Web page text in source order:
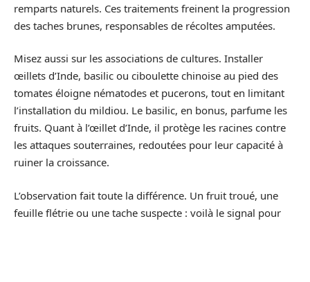
remparts naturels. Ces traitements freinent la progression
des taches brunes, responsables de récoltes amputées.
Misez aussi sur les associations de cultures. Installer
œillets d’Inde, basilic ou ciboulette chinoise au pied des
tomates éloigne nématodes et pucerons, tout en limitant
l’installation du mildiou. Le basilic, en bonus, parfume les
fruits. Quant à l’œillet d’Inde, il protège les racines contre
les attaques souterraines, redoutées pour leur capacité à
ruiner la croissance.
L’observation fait toute la différence. Un fruit troué, une
feuille flétrie ou une tache suspecte : voilà le signal pour